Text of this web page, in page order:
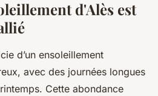
d'Alès est
d’un ensoleillement
avec des journées longues
Cette abondance